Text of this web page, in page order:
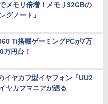
メモリ倍増！メモリ32GBの
グノート」
Ti搭載ゲーミングPCが7万
万円台！
イヤカフ型イヤフォン「UU2
ヤカフマニアが語る